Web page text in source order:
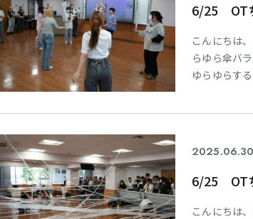
6/25 OT
こんにちは
らゆら傘バ
ゆらゆらす
2025.06.30
6/25 OT
こんにちは